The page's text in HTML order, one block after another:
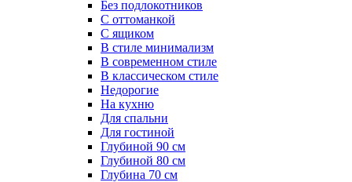
Без подлокотников
С оттоманкой
С ящиком
В стиле минимализм
В современном стиле
В классическом стиле
Недорогие
На кухню
Для спальни
Для гостиной
Глубиной 90 см
Глубиной 80 см
Глубина 70 см